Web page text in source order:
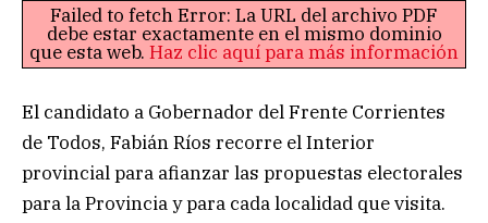
Failed to fetch Error: La URL del archivo PDF
debe estar exactamente en el mismo dominio
que esta web. Haz clic aquí para más información
El candidato a Gobernador del Frente Corrientes
de Todos, Fabián Ríos recorre el Interior
provincial para afianzar las propuestas electorales
para la Provincia y para cada localidad que visita.